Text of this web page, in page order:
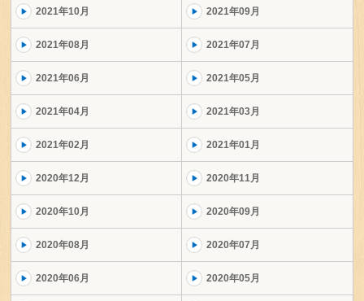
2021年10月 2021年09月
2021年08月 2021年07月
2021年06月 2021年05月
2021年04月 2021年03月
2021年02月 2021年01月
2020年12月 2020年11月
2020年10月 2020年09月
2020年08月 2020年07月
2020年06月 2020年05月